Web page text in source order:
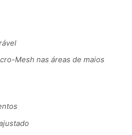
Mesh nas áreas de maios